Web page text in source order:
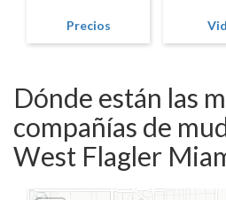
Precios
Dónde están las
compañías de
West Flagler